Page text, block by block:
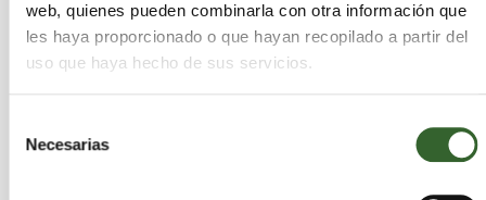
web, quienes pueden combinarla con otra información que
les haya proporcionado o que hayan recopilado a partir del
uso que haya hecho de sus servicios.
Necesarias